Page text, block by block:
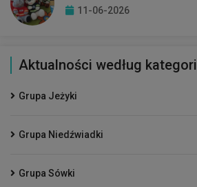
11-06-2026
Aktualności według
Grupa Jeżyki
Grupa Niedźwiadki
Grupa Sówki